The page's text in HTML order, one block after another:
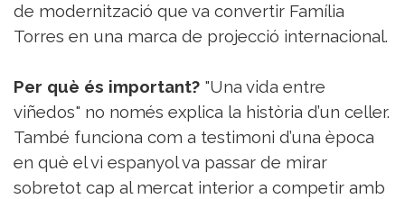
de modernització que va convertir Família
Torres en una marca de projecció internacional.
Per què és important? "Una vida entre
viñedos" no només explica la història d’un celler.
També funciona com a testimoni d’una època
en què el vi espanyol va passar de mirar
sobretot cap al mercat interior a competir amb